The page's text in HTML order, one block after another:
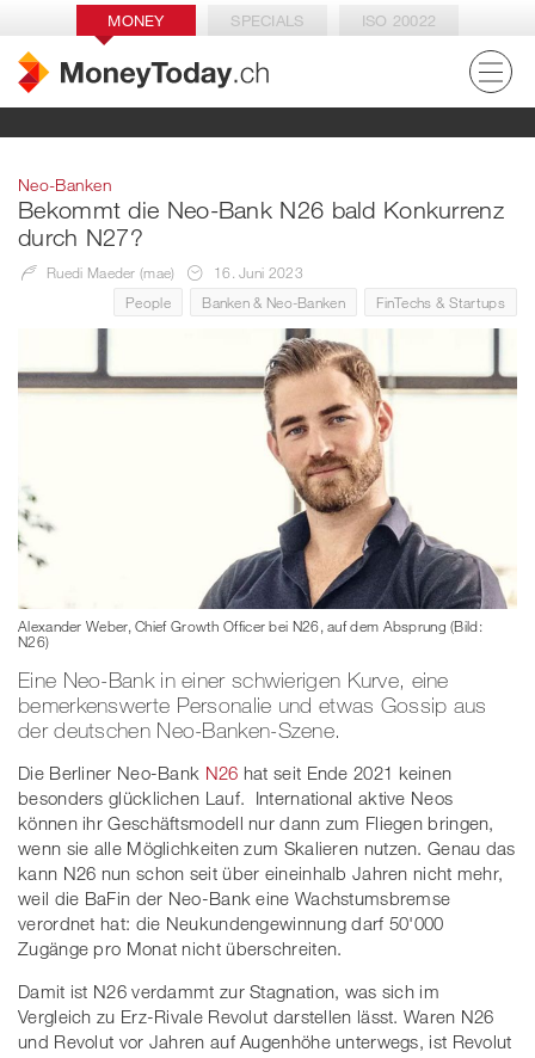
MONEY SPECIALS ISO 20022
Neo-Banken
Bekommt die Neo-Bank N26 bald Konkurrenz
durch N27?
Ruedi Maeder (mae)
16. Juni 2023
People
Banken & Neo-Banken FinTechs & Startups
Alexander Weber, Chief Growth Officer bei N26, auf dem Absprung (Bild:
N26)
Eine Neo-Bank in einer schwierigen Kurve, eine
bemerkenswerte Personalie und etwas Gossip aus
der deutschen Neo-Banken-Szene.
Die Berliner Neo-Bank N26 hat seit Ende 2021 keinen
besonders glücklichen Lauf. International aktive Neos
können ihr Geschäftsmodell nur dann zum Fliegen bringen,
wenn sie alle Möglichkeiten zum Skalieren nutzen. Genau das
kann N26 nun schon seit über eineinhalb Jahren nicht mehr,
weil die BaFin der Neo-Bank eine Wachstumsbremse
verordnet hat: die Neukundengewinnung darf 50'000
Zugänge pro Monat nicht überschreiten.
Damit ist N26 verdammt zur Stagnation, was sich im
Vergleich zu Erz-Rivale Revolut darstellen lässt. Waren N26
und Revolut vor Jahren auf Augenhöhe unterwegs, ist Revolut